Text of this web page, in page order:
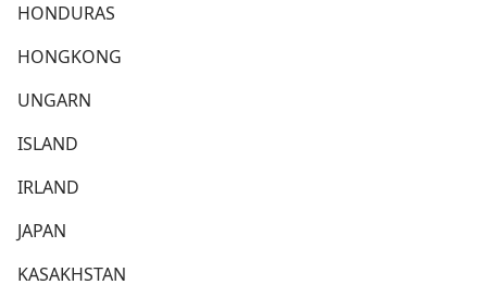
HONDURAS
HONGKONG
UNGARN
ISLAND
IRLAND
JAPAN
KASAKHSTAN